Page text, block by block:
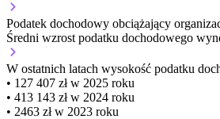
Podatek dochodowy obciążający
Średni wzrost podatku dochodowego
W ostatnich latach wysokość podatku
• 127 407 zł w 2025 roku
• 413 143 zł w 2024 roku
• 2463 zł w 2023 roku